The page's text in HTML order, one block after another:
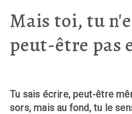
Mais toi, tu
peut-être pas
Tu sais écrire, peut-être
sors, mais au fond, tu le